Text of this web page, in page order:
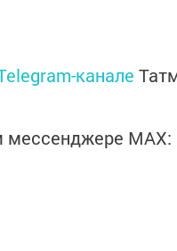
канале
мессенджере MАХ: